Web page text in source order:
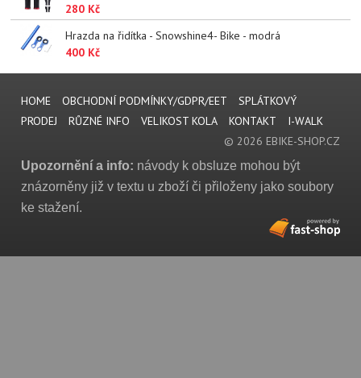
280 Kč
Hrazda na řidítka - Snowshine4- Bike - modrá
400 Kč
HOME OBCHODNÍ PODMÍNKY/GDPR/EET
SPLÁTKOVÝ
PRODEJ
RŮZNÉ INFO VELIKOST KOLA KONTAKT
I-WALK
© 2026 EBIKE-SHOP.CZ
Upozornění a info: návody k obsluze mohou být
znázorněny již v textu u zboží či přiloženy jako soubory
ke stažení.